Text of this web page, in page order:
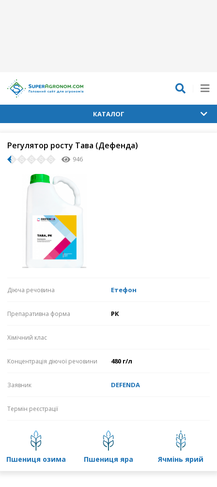
КАТАЛОГ
Регулятор росту Тава (Дефенда)
946
Діюча речовина Етефон
Препаративна форма РК
Хімічний клас
Концентрація діючої речовини 480 г/л
Заявник DEFENDA
Термін реєстрації
пшениця озима пшениця яра ячмінь ярий